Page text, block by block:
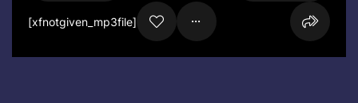
[xfnotgiven_mp3file]